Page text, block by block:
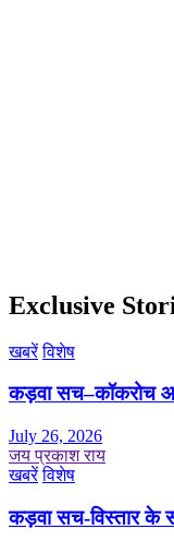
Exclusive
खबरें विशेष
कड़वा सच–कॉकरोच
July 26, 2026
जय प्रकाश राय
खबरें विशेष
कड़वा सच-विस्तार के